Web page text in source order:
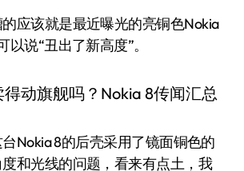
应该就是最近曝光的亮铜色Nokia
说“丑出了新高度”。
Nokia 8的后壳采用了镜面铜色的
和光线的问题，看来有点土，我